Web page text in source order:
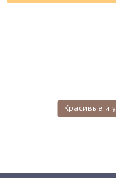
Красивые и